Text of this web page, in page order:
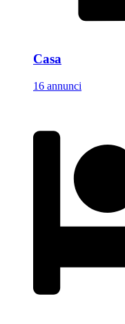
Casa
16 annunci